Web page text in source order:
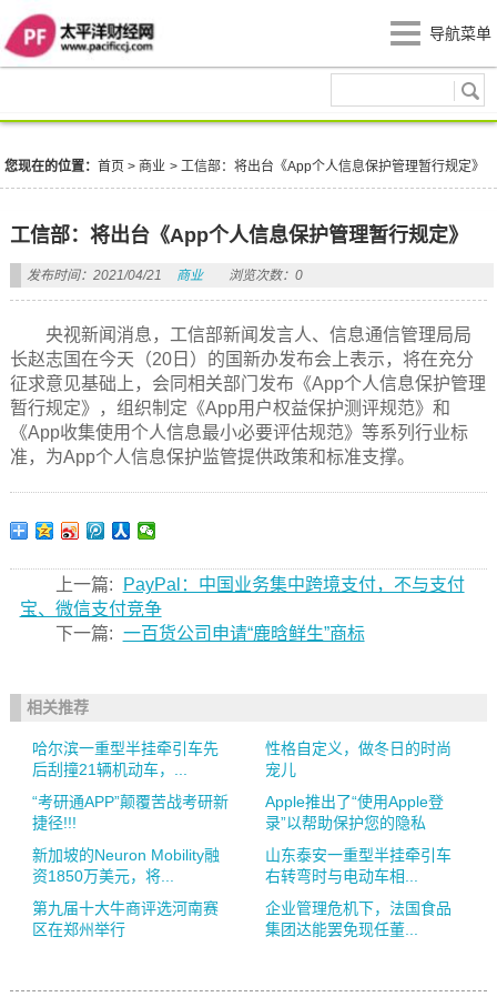
导航菜单
您现在的位置：首页 > 商业 >工信部：将出台《App个人信息保护管理暂行规定》
工信部：将出台《App个人信息保护管理暂行规定》
发布时间：2021/04/21 商业 浏览次数：0
央视新闻消息，工信部新闻发言人、信息通信管理局局
长赵志国在今天（20日）的国新办发布会上表示，将在充分
征求意见基础上，会同相关部门发布《App个人信息保护管理
暂行规定》，组织制定《App用户权益保护测评规范》和
《App收集使用个人信息最小必要评估规范》等系列行业标
准，为App个人信息保护监管提供政策和标准支撑。
上一篇:
PayPal：中国业务集中跨境支付，不与支付
宝、微信支付竞争
下一篇: 一百货公司申请“鹿晗鲜生”商标
相关推荐
哈尔滨一重型半挂牵引车先
后刮撞21辆机动车，...
性格自定义，做冬日的时尚
宠儿
“考研通APP”颠覆苦战考研新
捷径!!!
Apple推出了“使用Apple登
录”以帮助保护您的隐私
新加坡的Neuron Mobility融
资1850万美元，将...
山东泰安一重型半挂牵引车
右转弯时与电动车相...
第九届十大牛商评选河南赛
区在郑州举行
企业管理危机下，法国食品
集团达能罢免现任董...